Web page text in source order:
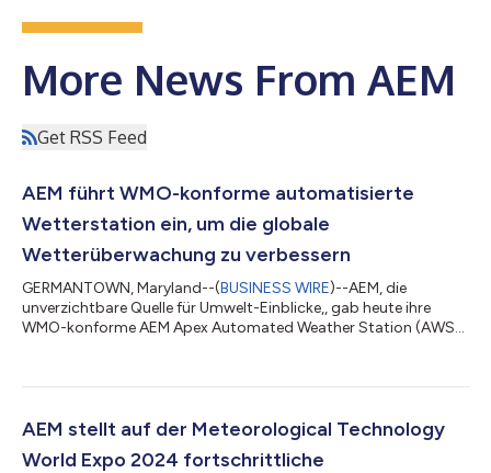
More News From AEM
Get RSS Feed
AEM führt WMO-konforme automatisierte
Wetterstation ein, um die globale
Wetterüberwachung zu verbessern
GERMANTOWN, Maryland--(BUSINESS WIRE)--AEM, die
unverzichtbare Quelle für Umwelt-Einblicke,, gab heute ihre
WMO-konforme AEM Apex Automated Weather Station (AWS)
strengen Standards der World Meteorological Organization
Wetterüberwachung anzugehen, bietet die WMO-konforme
AWS eine beispiellose Genauigkeit und Leistu...
AEM stellt auf der Meteorological Technology
World Expo 2024 fortschrittliche